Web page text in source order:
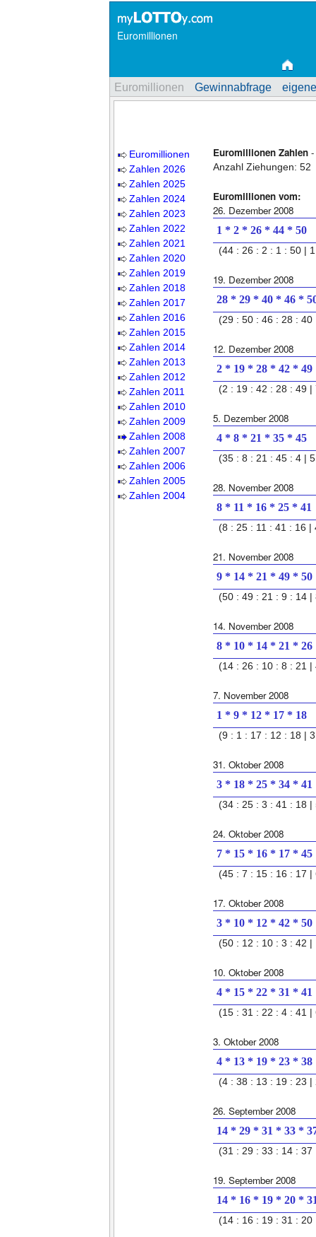
Euromillionen
Euromillionen Gewinnabfrage
Euromillionen
Zahlen 2026
Zahlen 2025
Zahlen 2024
Zahlen 2023
Zahlen 2022
Zahlen 2021
Zahlen 2020
Zahlen 2019
Zahlen 2018
Zahlen 2017
Zahlen 2016
Zahlen 2015
Zahlen 2014
Zahlen 2013
Zahlen 2012
Zahlen 2011
Zahlen 2010
Zahlen 2009
Zahlen 2008
Zahlen 2007
Zahlen 2006
Zahlen 2005
Zahlen 2004
Euromillionen Zahlen
Anzahl Ziehungen: 52
Euromillionen vom:
26. Dezember 2008
1 * 2 * 26 * 44 * 50
(44 : 26 : 2 : 1 : 50 |
19. Dezember 2008
28 * 29 * 40 * 46 *
(29 : 50 : 46 : 28 : 40
12. Dezember 2008
2 * 19 * 28 * 42 * 49
(2 : 19 : 42 : 28 : 49 |
5. Dezember 2008
4 * 8 * 21 * 35 * 45
(35 : 8 : 21 : 45 : 4 |
28. November 2008
8 * 11 * 16 * 25 * 41
(8 : 25 : 11 : 41 : 16 |
21. November 2008
9 * 14 * 21 * 49 * 50
(50 : 49 : 21 : 9 : 14 |
14. November 2008
8 * 10 * 14 * 21 * 26
(14 : 26 : 10 : 8 : 21 |
7. November 2008
1 * 9 * 12 * 17 * 18
(9 : 1 : 17 : 12 : 18 |
31. Oktober 2008
3 * 18 * 25 * 34 * 41
(34 : 25 : 3 : 41 : 18 |
24. Oktober 2008
7 * 15 * 16 * 17 * 45
(45 : 7 : 15 : 16 : 17 |
17. Oktober 2008
3 * 10 * 12 * 42 * 50
(50 : 12 : 10 : 3 : 42 |
10. Oktober 2008
4 * 15 * 22 * 31 * 41
(15 : 31 : 22 : 4 : 41 |
3. Oktober 2008
4 * 13 * 19 * 23 * 38
(4 : 38 : 13 : 19 : 23 |
26. September 2008
14 * 29 * 31 * 33 *
(31 : 29 : 33 : 14 : 37
19. September 2008
14 * 16 * 19 * 20 *
(14 : 16 : 19 : 31 : 20